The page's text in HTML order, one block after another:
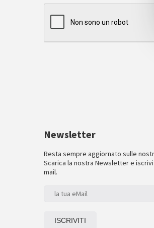
Newsletter
Resta sempre aggiornato sulle
Scarica la nostra Newsletter e
mail.